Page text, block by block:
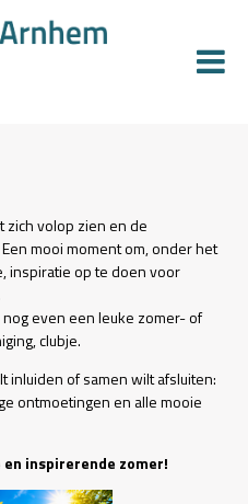
zich volop zien en de
mooi moment om, onder het
inspiratie op te doen voor
even een leuke zomer- of
clubje.
inluiden of samen wilt afsluiten:
ontmoetingen en alle mooie
inspirerende zomer!